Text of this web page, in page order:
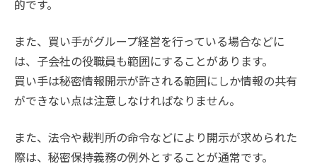
的です。
また、買い手がグループ経営を行っている場合などに
は、子会社の役職員も範囲にすることがあります。
買い手は秘密情報開示が許される範囲にしか情報の共有
ができない点は注意しなければなりません。
また、法令や裁判所の命令などにより開示が求められた
際は、秘密保持義務の例外とすることが通常です。